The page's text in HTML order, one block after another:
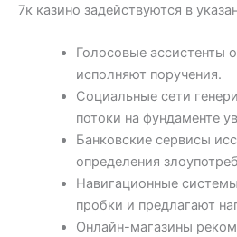
7к казино задействуются в
Голосовые ассистенты
исполняют поручения.
Социальные сети
потоки на фундаменте
Банковские сервисы
определения
Навигационные
пробки и предлагают
Онлайн-магазины